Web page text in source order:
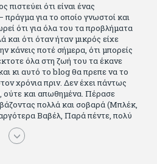
ότι είναι ένας
για το οποίο γνωστοί και
ότι για όλα του τα προβλήματα
και ότι όταν ήταν μικρός είχε
κάνεις ποτέ σήμερα, ότι μπορείς
όλα στη ζωή του τα έκανε
κι αυτό το blog θα πρεπε να το
χρόνια πριν. Δεν έχει πάντως
ούτε και απωθημένα. Πέρασε
πολλά και σοβαρά (Μπλέκ,
Βαβέλ, Παρά πέντε, πολύ
Ιούλιο Βέρν πριν τον κερδίσουν
σωστούς φίλους κυρίως γιατί